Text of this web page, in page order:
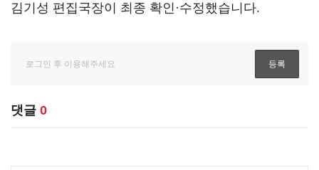
김기성 편집국장이 최종 확인·수정했습니다.
댓글 0